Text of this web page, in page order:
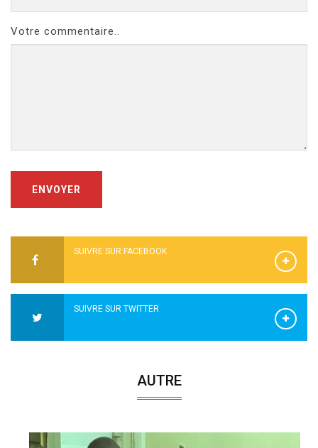
Votre commentaire..
ENVOYER
SUIVRE SUR FACEBOOK
SUIVRE SUR TWITTER
AUTRE